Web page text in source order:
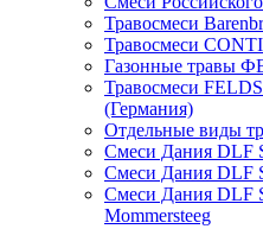
Травосмеси
Травосмеси
Газонные травы
Травосмеси
(Германия)
Отдельные виды
Смеси Дания DLF
Смеси Дания DLF
Смеси Дания DLF
Mommersteeg